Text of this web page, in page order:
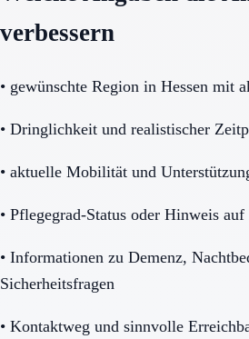
verbessern
• gewünschte Region in Hessen mit
• Dringlichkeit und realistischer
• aktuelle Mobilität und
• Pflegegrad-Status oder Hinweis
• Informationen zu Demenz,
Sicherheitsfragen
• Kontaktweg und sinnvolle